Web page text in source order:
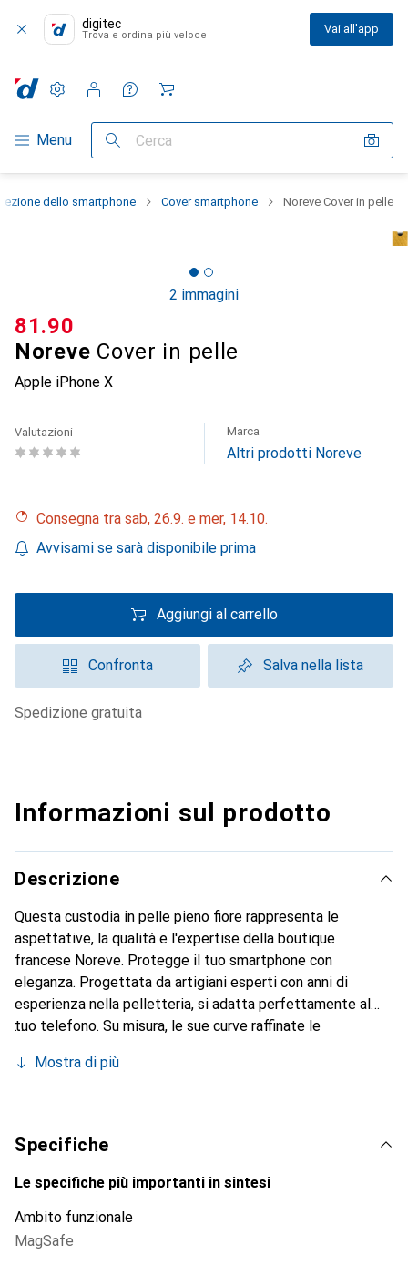
digitec
Trova e ordina più veloce Vai all'app
Categoria Navigazione
Menu Cerca
Impostazioni
Conto cliente
Liste di confronto
Liste dei desideri
Carrello
dello smartphone Cover smartphone Noreve Cover in pelle
2 immagini
Noreve Cover in pelle
Apple iPhone X
CHF
81.90
Valutazioni Marca
Altri prodotti Noreve
Consegna tra sab, 26.9. e mer, 14.10.
Avvisami se sarà disponibile prima
Aggiungi al carrello
Confronta Salva nella lista
spedizione gratuita
Informazioni sul prodotto
Descrizione
Questa custodia in pelle pieno fiore rappresenta le
aspettative, la qualità e l'expertise della boutique
francese Noreve. Protegge il tuo smartphone con
eleganza. Progettata da artigiani esperti con anni di
esperienza nella pelletteria, si adatta perfettamente al
tuo telefono. Su misura, le sue curve raffinate le
accessorio elegante e indispensabile per il tuo
prodotti di alta qualità, il marchio Noreve è una scelta
affidabile per una clientela esigente.
Mostra di più
Specifiche
Le specifiche più importanti in sintesi
Ambito funzionale
MagSafe